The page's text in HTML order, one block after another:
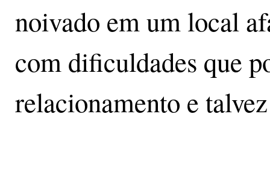
noivado em um local
com dificuldades que
relacionamento e